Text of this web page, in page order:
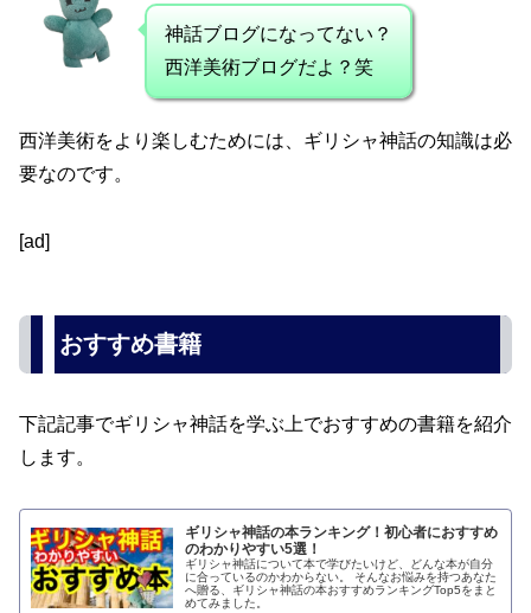
神話ブログになってない？
西洋美術ブログだよ？笑
西洋美術をより楽しむためには、ギリシャ神話の知識は必
要なのです。
[ad]
おすすめ書籍
下記記事でギリシャ神話を学ぶ上でおすすめの書籍を紹介
します。
ギリシャ神話の本ランキング！初心者におすすめ
のわかりやすい5選！
ギリシャ神話について本で学びたいけど、どんな本が自分
に合っているのかわからない。 そんなお悩みを持つあなた
へ贈る、ギリシャ神話の本おすすめランキングTop5をまと
めてみました。